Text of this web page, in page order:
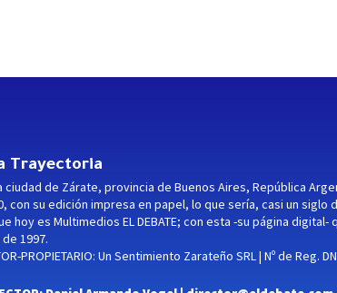
Trayectoria
ciudad de Zárate, provincia de Buenos Aires, República
con su edición impresa en papel, lo que sería, casi un siglo
hoy es Multimedios EL DEBATE; con esta -su página
1997.
PROPIETARIO: Un Sentimiento Zarateño SRL | Nº de Reg.